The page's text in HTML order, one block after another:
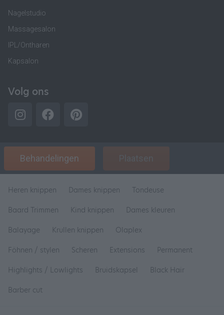
Nagelstudio
Massagesalon
IPL/Ontharen
Kapsalon
Volg ons
Behandelingen Plaatsen
Heren knippen Dames knippen
Tondeuse
Baard Trimmen
Kind knippen
Dames kleuren
Balayage
Krullen knippen
Olaplex
Föhnen / stylen
Scheren Extensions
Permanent
Highlights / Lowlights
Bruidskapsel
Black Hair
Barber cut